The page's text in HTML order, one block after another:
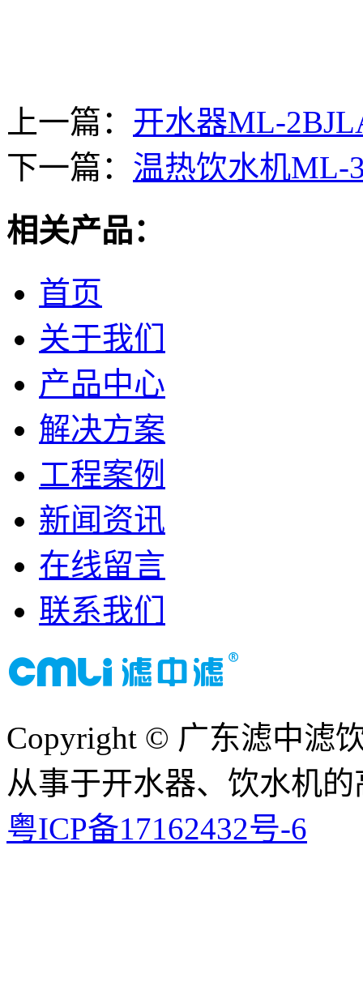
上一篇： 开水器ML-
下一篇： 温热饮水机ML-
相关产品：
首页
关于我们
产品中心
解决方案
工程案例
新闻资讯
在线留言
联系我们
Copyright © 广东滤中滤
从事于开水器、饮水机
粤ICP备17162432号-6